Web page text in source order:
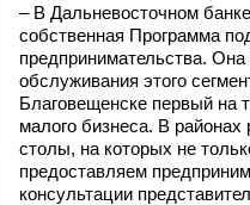
– В Дальневосточном
собственная Программа
предпринимательства. Она
обслуживания этого
Благовещенске первый на
малого бизнеса. В
столы, на которых не
предоставляем
консультации